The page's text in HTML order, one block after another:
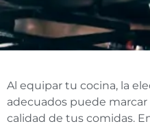
Al equipar tu cocina, la
adecuados puede
calidad de tus comidas.